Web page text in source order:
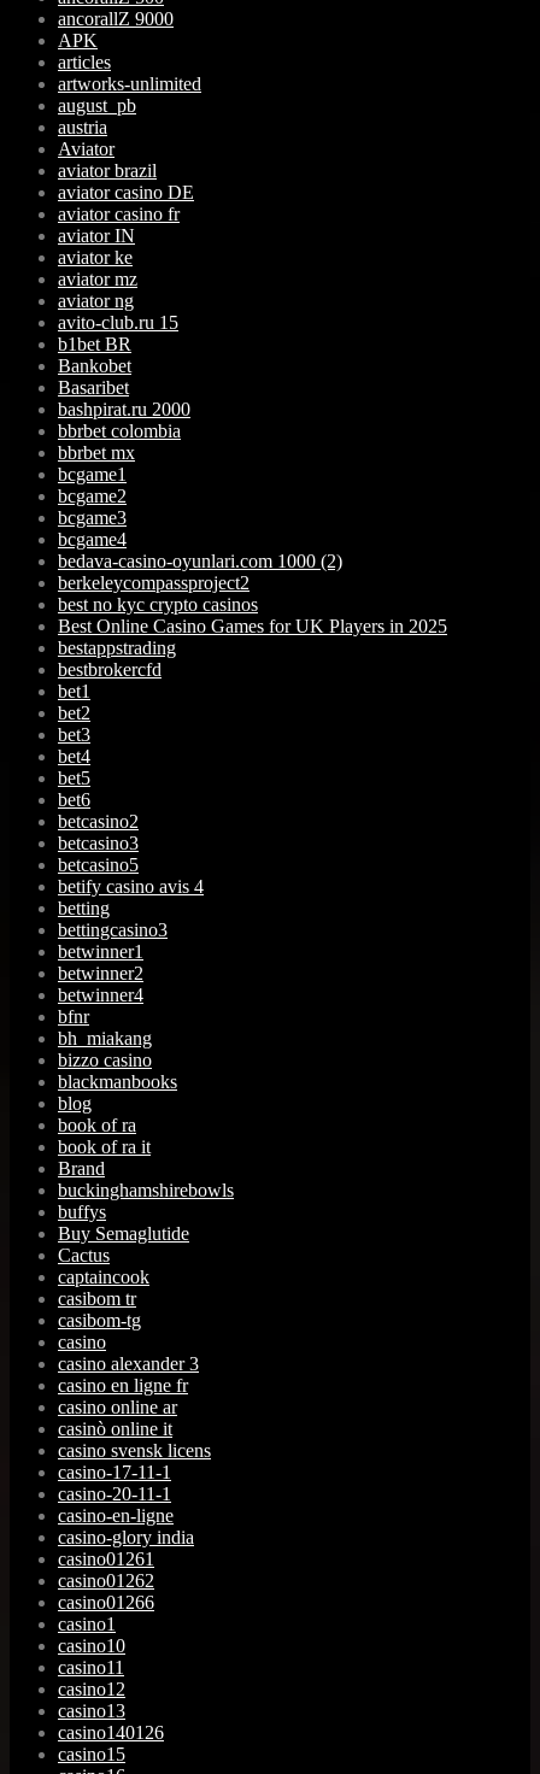
ancorallZ 9000
APK
articles
artworks-unlimited
august_pb
austria
Aviator
aviator brazil
aviator casino DE
aviator casino fr
aviator IN
aviator ke
aviator mz
aviator ng
avito-club.ru 15
b1bet BR
Bankobet
Basaribet
bashpirat.ru 2000
bbrbet colombia
bbrbet mx
bcgame1
bcgame2
bcgame3
bcgame4
bedava-casino-oyunlari.com 1000 (2)
berkeleycompassproject2
best no kyc crypto casinos
Best Online Casino Games for UK Players in 2025
bestappstrading
bestbrokercfd
bet1
bet2
bet3
bet4
bet5
bet6
betcasino2
betcasino3
betcasino5
betify casino avis 4
betting
bettingcasino3
betwinner1
betwinner2
betwinner4
bfnr
bh_miakang
bizzo casino
blackmanbooks
blog
book of ra
book of ra it
Brand
buckinghamshirebowls
buffys
Buy Semaglutide
Cactus
captaincook
casibom tr
casibom-tg
casino
casino alexander 3
casino en ligne fr
casino online ar
casinò online it
casino svensk licens
casino-17-11-1
casino-20-11-1
casino-en-ligne
casino-glory india
casino01261
casino01262
casino01266
casino1
casino10
casino11
casino12
casino13
casino140126
casino15